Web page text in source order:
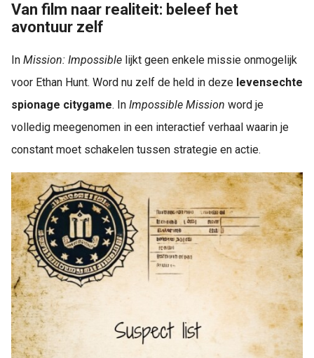
Van film naar realiteit: beleef het
avontuur zelf
In Mission: Impossible lijkt geen enkele missie onmogelijk
voor Ethan Hunt. Word nu zelf de held in deze levensechte
spionage citygame. In Impossible Mission word je
volledig meegenomen in een interactief verhaal waarin je
constant moet schakelen tussen strategie en actie.